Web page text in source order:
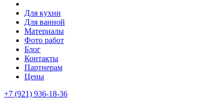
Для кухни
Для ванной
Материалы
Фото работ
Блог
Контакты
Партнерам
Цены
+7 (921) 936-18-36